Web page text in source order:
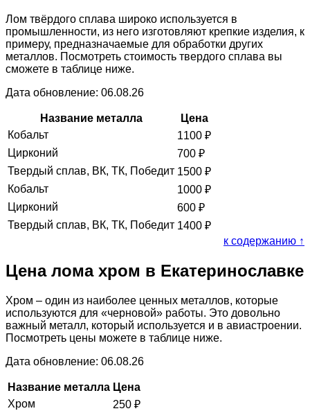
Лом твёрдого сплава широко используется в
промышленности, из него изготовляют крепкие изделия, к
примеру, предназначаемые для обработки других
металлов. Посмотреть стоимость твердого сплава вы
сможете в таблице ниже.
Дата обновление: 06.08.26
Название металла
Цена
Кобальт
1100 ₽
Цирконий
700 ₽
Твердый сплав, ВК, ТК, Победит 1500 ₽
Кобальт
1000 ₽
Цирконий
600 ₽
Твердый сплав, ВК, ТК, Победит 1400 ₽
к содержанию ↑
Цена лома хром в Екатеринославке
Хром – один из наиболее ценных металлов, которые
используются для «черновой» работы. Это довольно
важный металл, который используется и в авиастроении.
Посмотреть цены можете в таблице ниже.
Дата обновление: 06.08.26
Название металла Цена
Хром
250 ₽